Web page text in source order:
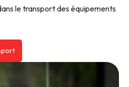
le transport des équipements